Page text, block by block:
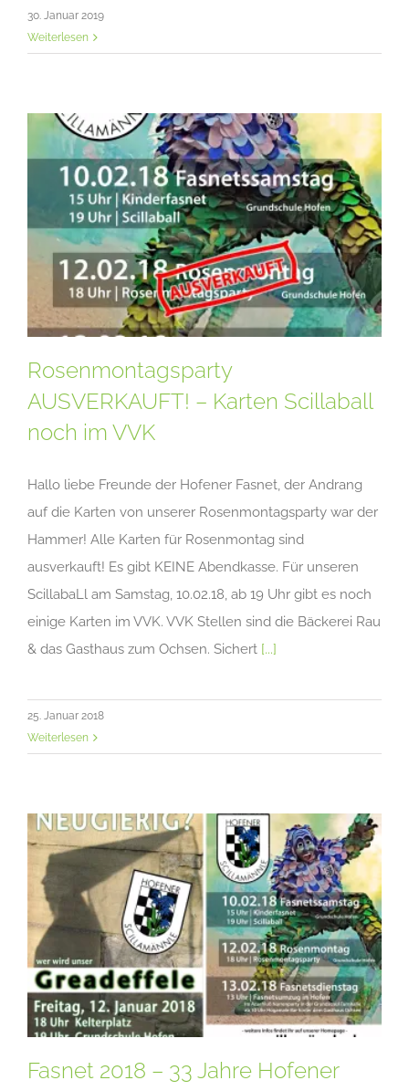
30. Januar 2019
Weiterlesen
Rosenmontagsparty
AUSVERKAUFT! – Karten Scillaball
noch im VVK
Hallo liebe Freunde der Hofener Fasnet, der Andrang
auf die Karten von unserer Rosenmontagsparty war der
Hammer! Alle Karten für Rosenmontag sind
ausverkauft! Es gibt KEINE Abendkasse. Für unseren
ScillabaLl am Samstag, 10.02.18, ab 19 Uhr gibt es noch
einige Karten im VVK. VVK Stellen sind die Bäckerei Rau
& das Gasthaus zum Ochsen. Sichert [...]
25. Januar 2018
Weiterlesen
Fasnet 2018 – 33 Jahre Hofener